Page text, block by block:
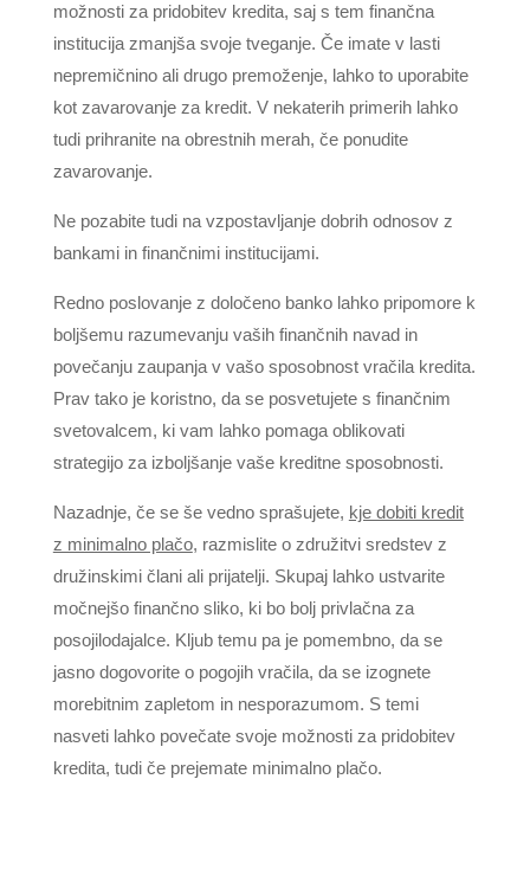
možnosti za pridobitev kredita, saj s tem finančna
institucija zmanjša svoje tveganje. Če imate v lasti
nepremičnino ali drugo premoženje, lahko to uporabite
kot zavarovanje za kredit. V nekaterih primerih lahko
tudi prihranite na obrestnih merah, če ponudite
zavarovanje.
Ne pozabite tudi na vzpostavljanje dobrih odnosov z
bankami in finančnimi institucijami.
Redno poslovanje z določeno banko lahko pripomore k
boljšemu razumevanju vaših finančnih navad in
povečanju zaupanja v vašo sposobnost vračila kredita.
Prav tako je koristno, da se posvetujete s finančnim
svetovalcem, ki vam lahko pomaga oblikovati
strategijo za izboljšanje vaše kreditne sposobnosti.
Nazadnje, če se še vedno sprašujete, kje dobiti kredit
z minimalno plačo, razmislite o združitvi sredstev z
družinskimi člani ali prijatelji. Skupaj lahko ustvarite
močnejšo finančno sliko, ki bo bolj privlačna za
posojilodajalce. Kljub temu pa je pomembno, da se
jasno dogovorite o pogojih vračila, da se izognete
morebitnim zapletom in nesporazumom. S temi
nasveti lahko povečate svoje možnosti za pridobitev
kredita, tudi če prejemate minimalno plačo.